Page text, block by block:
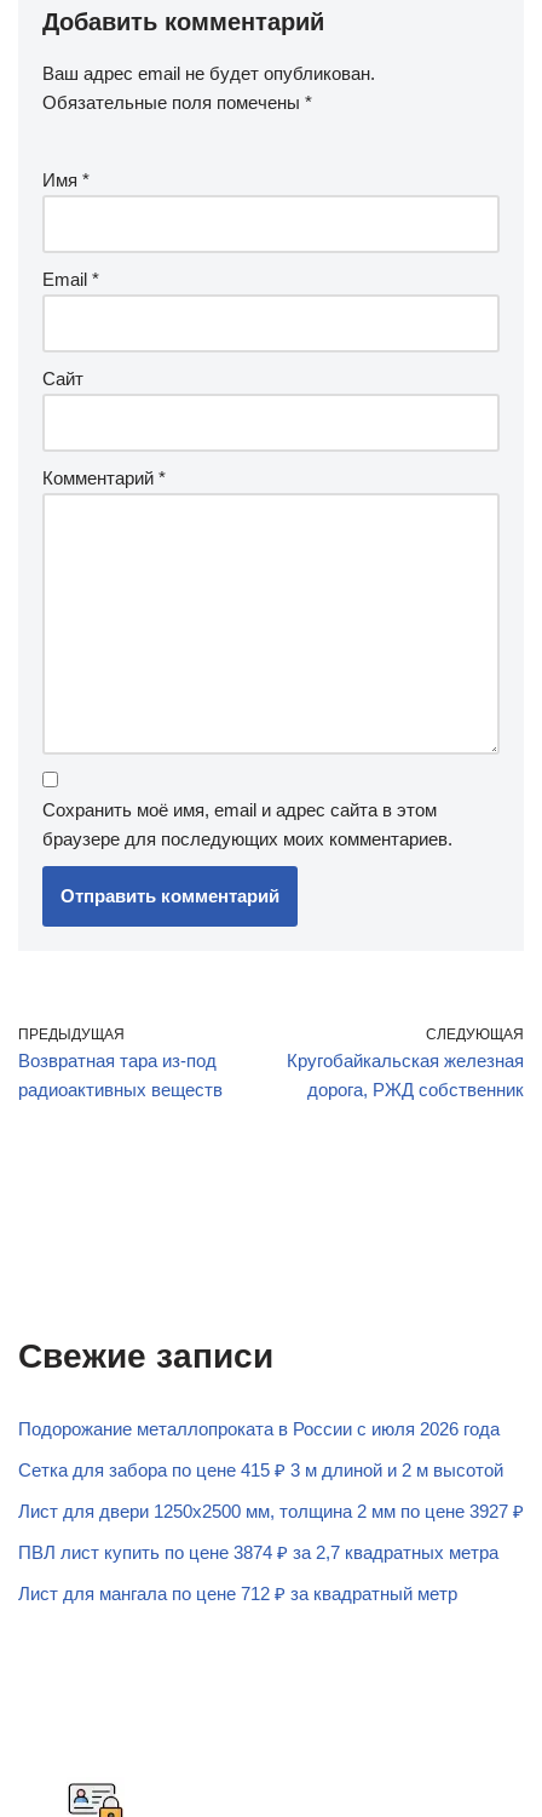
Добавить комментарий
Ваш адрес email не будет опубликован.
Обязательные поля помечены *
Имя *
Email *
Сайт
Комментарий *
Сохранить моё имя, email и адрес сайта в этом
браузере для последующих моих комментариев.
ПРЕДЫДУЩАЯ
Возвратная тара из-под
радиоактивных веществ
СЛЕДУЮЩАЯ
Кругобайкальская железная
дорога, РЖД собственник
Свежие записи
Подорожание металлопроката в России с июля 2026 года
Сетка для забора по цене 415 ₽ 3 м длиной и 2 м высотой
Лист для двери 1250х2500 мм, толщина 2 мм по цене 3927 ₽
ПВЛ лист купить по цене 3874 ₽ за 2,7 квадратных метра
Лист для мангала по цене 712 ₽ за квадратный метр